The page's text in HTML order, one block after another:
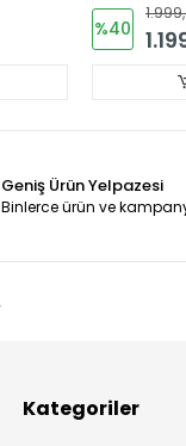
%40
Geniş Ürün Yelpazesi
Binlerce ürün ve
Kategoriler